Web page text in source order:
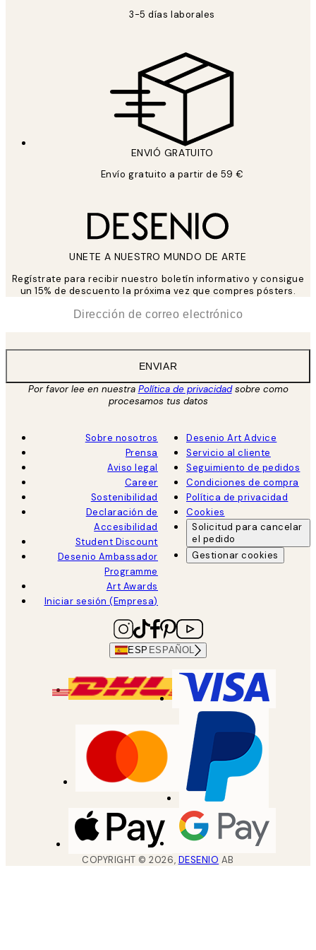
3-5 días laborales
ENVIÓ GRATUITO
Envío gratuito a partir de 59 €
UNETE A NUESTRO MUNDO DE ARTE
Regístrate para recibir nuestro boletín informativo y consigue
un 15% de descuento la próxima vez que compres pósters.
ENVIAR
Por favor lee en nuestra Política de privacidadsobre como
procesamos tus datos
Sobre nosotros
Prensa
Aviso legal
Career
Sostenibilidad
Declaración de
Accesibilidad
Student Discount
Desenio Ambassador
Programme
Art Awards
Iniciar sesión (Empresa)
Desenio Art Advice
Servicio al cliente
Seguimiento de pedidos
Condiciones de compra
Política de privacidad
Cookies
Solicitud para cancelar
el pedido
Gestionar cookies
ESP ESPAÑOL
COPYRIGHT ©2026, DESENIO AB